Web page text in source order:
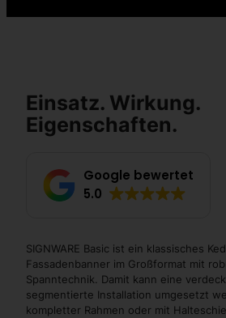
Einsatz. Wirkung.
Eigenschaften.
Google bewertet
5.0
SIGNWARE Basic ist ein klassisches
Fassadenbanner im Großformat mit
Spanntechnik. Damit kann eine
segmentierte Installation umgesetzt
kompletter Rahmen oder mit